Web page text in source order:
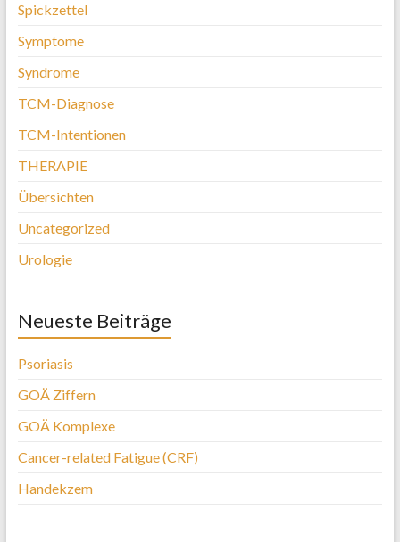
Spickzettel
Symptome
Syndrome
TCM-Diagnose
TCM-Intentionen
THERAPIE
Übersichten
Uncategorized
Urologie
Neueste Beiträge
Psoriasis
GOÄ Ziffern
GOÄ Komplexe
Cancer-related Fatigue (CRF)
Handekzem